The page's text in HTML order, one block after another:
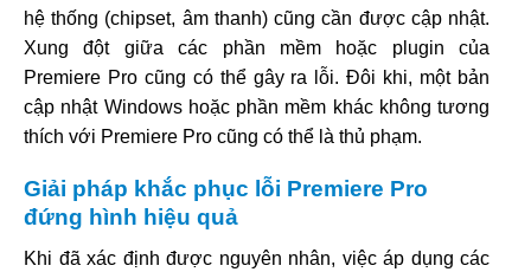
hệ thống (chipset, âm thanh) cũng cần được cập nhật.
Xung đột giữa các phần mềm hoặc plugin của
Premiere Pro cũng có thể gây ra lỗi. Đôi khi, một bản
cập nhật Windows hoặc phần mềm khác không tương
thích với Premiere Pro cũng có thể là thủ phạm.
Giải pháp khắc phục lỗi Premiere Pro
đứng hình hiệu quả
Khi đã xác định được nguyên nhân, việc áp dụng các